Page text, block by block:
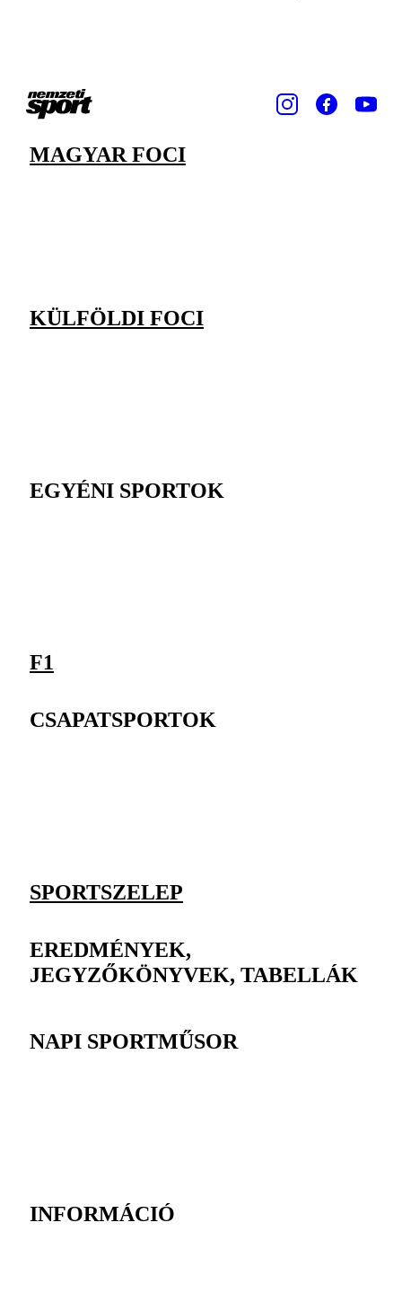
MAGYAR FOCI
KÜLFÖLDI FOCI
EGYÉNI SPORTOK
F1
CSAPATSPORTOK
SPORTSZELEP
EREDMÉNYEK,
JEGYZŐKÖNYVEK, TABELLÁK
NAPI SPORTMŰSOR
INFORMÁCIÓ